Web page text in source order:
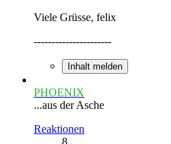
Viele Grüsse, felix
----------------------
Inhalt melden
PHOENIX
...aus der Asche
Reaktionen
8